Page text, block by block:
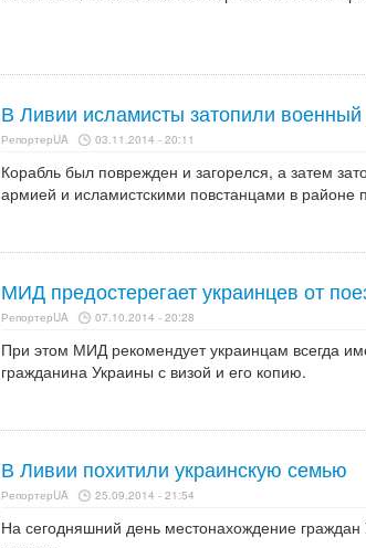
В Ливии исламисты затопили
РепортерUA 03.11.2014 - 20:11
Корабль был поврежден и загорелся, а затем
армией и исламистскими повстанцами в районе
МИД предостерегает украинцев от
РепортерUA 07.10.2014 - 20:28
При этом МИД рекомендует украинцам всегда
гражданина Украины с визой и его копию.
В Ливии похитили украинскую семью
РепортерUA 25.09.2014 - 21:54
На сегодняшний день местонахождение